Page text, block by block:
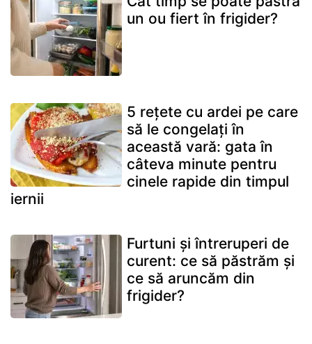
un ou fiert în frigider?
5 rețete cu ardei pe care
să le congelați în
această vară: gata în
câteva minute pentru
cinele rapide din timpul
iernii
Furtuni și întreruperi de
curent: ce să păstrăm și
ce să aruncăm din
frigider?